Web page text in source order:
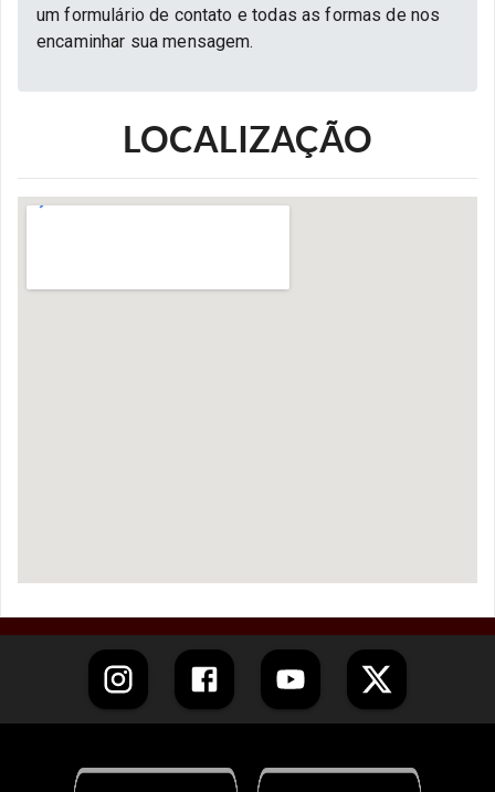
um formulário de contato e todas as formas de nos
encaminhar sua mensagem.
LOCALIZAÇÃO